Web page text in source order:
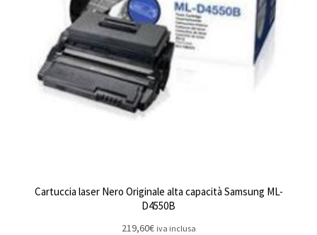
Cartuccia laser Nero Originale alta capacità Samsung ML-
D4550B
219,60€ iva inclusa